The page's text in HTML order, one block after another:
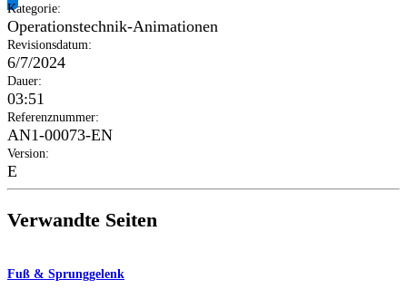
Kategorie:
Operationstechnik-Animationen
Revisionsdatum:
6/7/2024
Dauer:
03:51
Referenznummer:
AN1-00073-EN
Version:
E
Verwandte Seiten
Fuß & Sprunggelenk